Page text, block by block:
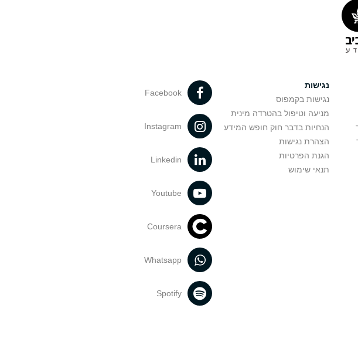
נגישות
נגישות בקמפוס
מניעה וטיפול בהטרדה מינית
הנחיות בדבר חוק חופש המידע
הצהרת נגישות
הגנת הפרטיות
תנאי שימוש
Facebook
Instagram
Linkedin
Youtube
Coursera
Whatsapp
Spotify